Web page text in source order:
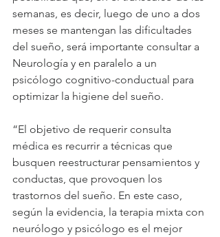
semanas, es decir, luego de uno a dos
meses se mantengan las dificultades
del sueño, será importante consultar a
Neurología y en paralelo a un
psicólogo cognitivo-conductual para
optimizar la higiene del sueño.
“El objetivo de requerir consulta
médica es recurrir a técnicas que
busquen reestructurar pensamientos y
conductas, que provoquen los
trastornos del sueño. En este caso,
según la evidencia, la terapia mixta con
neurólogo y psicólogo es el mejor